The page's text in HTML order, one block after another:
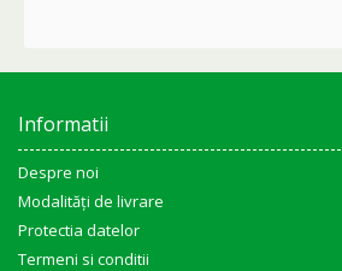
Informatii
Despre noi
Modalități de livrare
Protectia datelor
Termeni si conditii